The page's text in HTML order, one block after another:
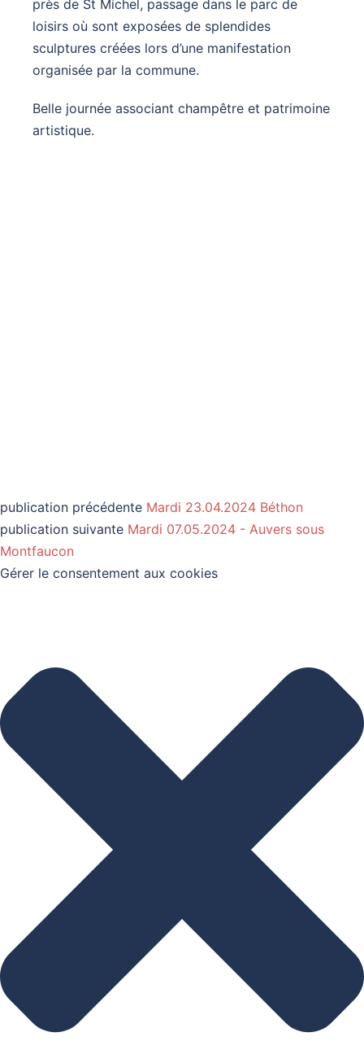
près de St Michel, passage dans le parc de
loisirs où sont exposées de splendides
sculptures créées lors d’une manifestation
organisée par la commune.
Belle journée associant champêtre et patrimoine
artistique.
publication précédente Mardi 23.04.2024 Béthon
publication suivante Mardi 07.05.2024 - Auvers sous
Montfaucon
Gérer le consentement aux cookies